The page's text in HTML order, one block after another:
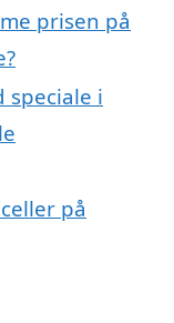
prisen på
speciale i
på